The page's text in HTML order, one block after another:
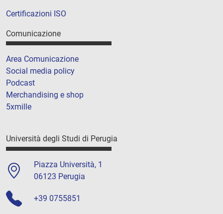
Certificazioni ISO
Comunicazione
Area Comunicazione
Social media policy
Podcast
Merchandising e shop
5xmille
Università degli Studi di Perugia
Piazza Università, 1
06123 Perugia
+39 0755851